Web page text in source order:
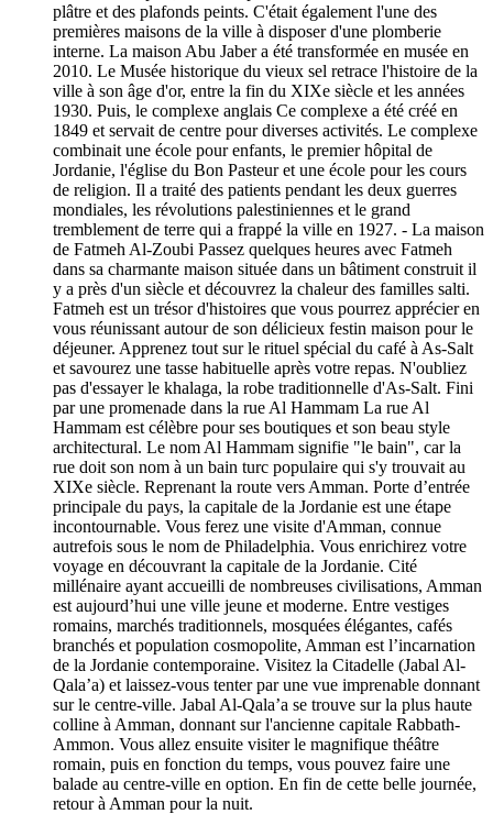
plâtre et des plafonds peints. C'était également l'une des
premières maisons de la ville à disposer d'une plomberie
interne. La maison Abu Jaber a été transformée en musée en
2010. Le Musée historique du vieux sel retrace l'histoire de la
ville à son âge d'or, entre la fin du XIXe siècle et les années
1930. Puis, le complexe anglais Ce complexe a été créé en
1849 et servait de centre pour diverses activités. Le complexe
combinait une école pour enfants, le premier hôpital de
Jordanie, l'église du Bon Pasteur et une école pour les cours
de religion. Il a traité des patients pendant les deux guerres
mondiales, les révolutions palestiniennes et le grand
tremblement de terre qui a frappé la ville en 1927. - La maison
de Fatmeh Al-Zoubi Passez quelques heures avec Fatmeh
dans sa charmante maison située dans un bâtiment construit il
y a près d'un siècle et découvrez la chaleur des familles salti.
Fatmeh est un trésor d'histoires que vous pourrez apprécier en
vous réunissant autour de son délicieux festin maison pour le
déjeuner. Apprenez tout sur le rituel spécial du café à As-Salt
et savourez une tasse habituelle après votre repas. N'oubliez
pas d'essayer le khalaga, la robe traditionnelle d'As-Salt. Fini
par une promenade dans la rue Al Hammam La rue Al
Hammam est célèbre pour ses boutiques et son beau style
architectural. Le nom Al Hammam signifie "le bain", car la
rue doit son nom à un bain turc populaire qui s'y trouvait au
XIXe siècle. Reprenant la route vers Amman. Porte d’entrée
principale du pays, la capitale de la Jordanie est une étape
incontournable. Vous ferez une visite d'Amman, connue
autrefois sous le nom de Philadelphia. Vous enrichirez votre
voyage en découvrant la capitale de la Jordanie. Cité
millénaire ayant accueilli de nombreuses civilisations, Amman
est aujourd’hui une ville jeune et moderne. Entre vestiges
romains, marchés traditionnels, mosquées élégantes, cafés
branchés et population cosmopolite, Amman est l’incarnation
de la Jordanie contemporaine. Visitez la Citadelle (Jabal Al-
Qala’a) et laissez-vous tenter par une vue imprenable donnant
sur le centre-ville. Jabal Al-Qala’a se trouve sur la plus haute
colline à Amman, donnant sur l'ancienne capitale Rabbath-
Ammon. Vous allez ensuite visiter le magnifique théâtre
romain, puis en fonction du temps, vous pouvez faire une
balade au centre-ville en option. En fin de cette belle journée,
retour à Amman pour la nuit.